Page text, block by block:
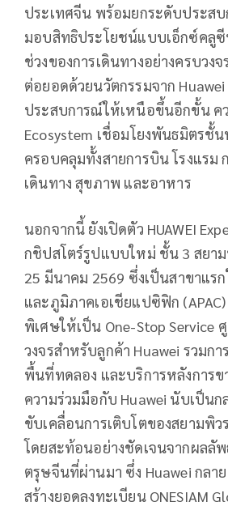
ประเทศจีน พร้อมยกระดับประสบ
มอบสิทธิประโยชน์แบบเอ็กซ์คลู
ช่วงของการเดินทางอย่างครบวง
ต่อยอดด้วยนวัตกรรมจาก
ประสบการณ์ให้เหนือขึ้นอีกขั้น ค
Ecosystem เชื่อมโยงพันธมิตรชั้น
ครอบคลุมทั้งสายการบิน โรงแรม
เดินทาง สุขภาพ และอาหาร
นอกจากนี้ ยังเปิดตัว HUAWEI
กชิปสโตร์รูปแบบใหม่ ชั้น 3 สยา
25 มีนาคม 2569 ซึ่งเป็นสาขาแร
และภูมิภาคเอเชียแปซิฟิก
พิเศษให้เป็น One-Stop Service
วงจรสำหรับลูกค้า Huawei รวมก
พื้นที่ทดลอง และบริการหลังการข
ความร่วมมือกับ Huawei นับเป็นก
ขับเคลื่อนการเติบโตของสยามพิว
โดยสะท้อนอย่างชัดเจนจากผลลัพ
ตรุษจีนที่ผ่านมา ซึ่ง Huawei กลา
สร้างยอดลงทะเบียน ONESIAM